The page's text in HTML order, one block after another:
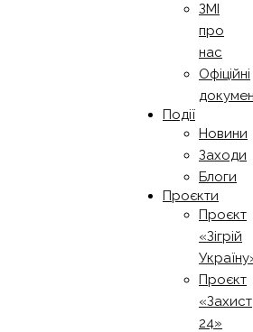
ЗМІ
про
нас
Офіційні
Події
Новини
Заходи
Блоги
Проєкти
Проєкт
«Зігрій
Проєкт
«Захист
24»